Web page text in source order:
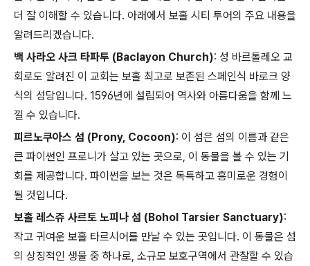
더 잘 이해할 수 있습니다. 아래에서 보홀 시티 투어의 주요 내용을
알려드리겠습니다.
백 사라오 사크 타파투 (Baclayon Church): 성 바르톨레오 교
회로도 알려진 이 교회는 보홀 최고로 보존된 스페인식 바로크 양
식의 성당입니다. 1596년에 설립되어 역사와 아름다움을 함께 느
낄 수 있습니다.
피르노쿠아스 섬 (Prony, Cocoon): 이 섬은 섬의 이름과 같은
큰 파이썬인 프로니가 살고 있는 곳으로, 이 동물을 볼 수 있는 기
회를 제공합니다. 파이썬을 보는 것은 독특하고 흥미로운 경험이
될 것입니다.
보홀 레스쥬 사르토 노피나 섬 (Bohol Tarsier Sanctuary):
작고 귀여운 보홀 타르시어를 만날 수 있는 곳입니다. 이 동물은 섬
의 상징적인 생물 중 하나로, 소규모 보호구역에서 관찰할 수 있습